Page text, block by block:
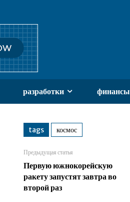
разработки финансы
tags космос
Предыдущая статья
Первую южнокорейскую
ракету запустят завтра во
второй раз